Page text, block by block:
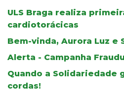
ULS Braga realiza
cardiotorácicas
Bem-vinda, Aurora Luz e
Alerta - Campanha
Quando a Solidariedade
cordas!